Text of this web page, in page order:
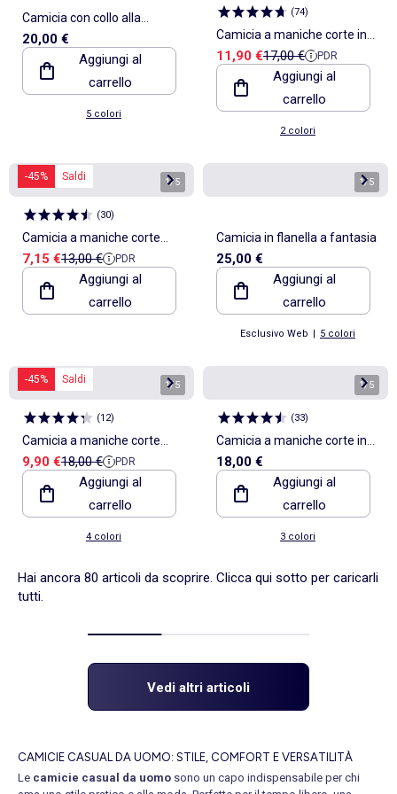
Camicia con collo alla
coreana e lino
20,00 €
Aggiungi al
carrello
5 colori
(74)
Camicia a maniche corte in
misto lino con taschino sul
petto
Prezzo di vendita
11,90 €Prezzo di riferimento
17,00 € PDR
Aggiungi al
carrello
2 colori
-45% Saldi 1/5
(30)
Camicia a maniche corte
leggera con motivo
Prezzo di vendita
7,15 €Prezzo di riferimento
13,00 € PDR
Aggiungi al
carrello
1/5
Camicia in flanella a fantasia
25,00 €
Aggiungi al
carrello
Esclusivo Web | 5 colori
-45% Saldi 1/5
(12)
Camicia a maniche corte
leggera con motivo
Prezzo di vendita
9,90 €Prezzo di riferimento
18,00 € PDR
Aggiungi al
carrello
4 colori
1/5
(33)
Camicia a maniche corte in
maglia fantasia
18,00 €
Aggiungi al
carrello
3 colori
Hai ancora 80 articoli da scoprire. Clicca qui sotto per caricarli
tutti.
Vedi altri articoli
CAMICIE CASUAL DA UOMO: STILE, COMFORT E VERSATILITÀ
Le camicie casual da uomo sono un capo indispensabile per chi